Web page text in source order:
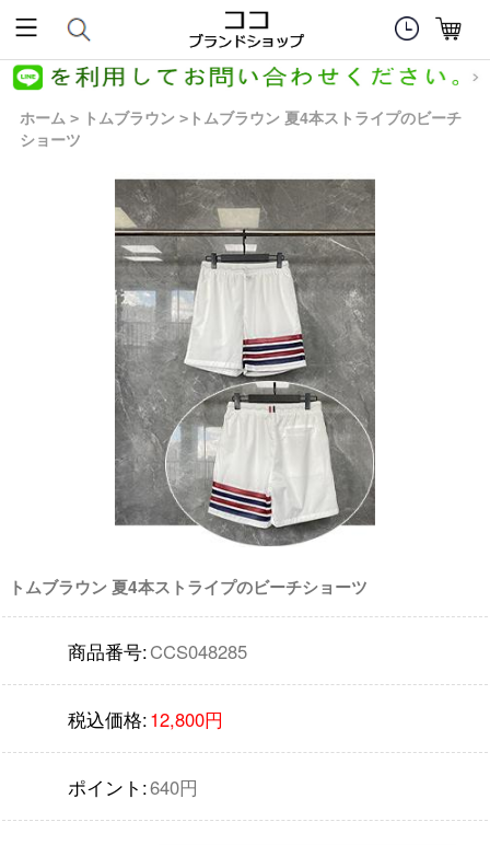
ホーム > トムブラウン >トムブラウン 夏4本ストライプのビーチ
ショーツ
トムブラウン 夏4本ストライプのビーチショーツ
商品番号:CCS048285
税込価格:12,800円
ポイント:640円